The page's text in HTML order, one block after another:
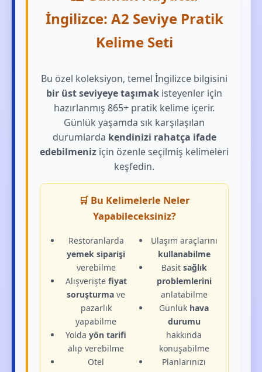
İngilizce: A2 Seviye Pratik
Kelime Seti
Bu özel koleksiyon, temel İngilizce bilgisini
bir üst seviyeye taşımak isteyenler için
hazırlanmış 865+ pratik kelime içerir.
Günlük yaşamda sık karşılaşılan
durumlarda kendinizi rahatça ifade
edebilmeniz için özenle seçilmiş kelimeleri
keşfedin.
🛒 Bu Kelimelerle Neler
Yapabileceksiniz?
Restoranlarda
yemek siparişi
verebilme
Alışverişte fiyat
soruşturma ve
pazarlık
yapabilme
Yoldayön tarifi
alıp verebilme
Otel
Ulaşım araçlarını
kullanabilme
Basit sağlık
problemlerini
anlatabilme
Günlük hava
durumu
hakkında
konuşabilme
Planlarınızı